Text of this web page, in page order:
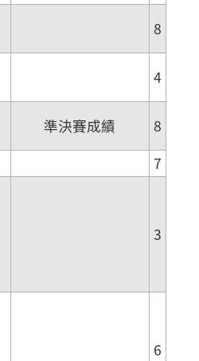
8
4
準決賽成績
8
7
3
6